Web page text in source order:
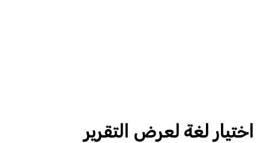
اختيار لغة لعرض التقرير